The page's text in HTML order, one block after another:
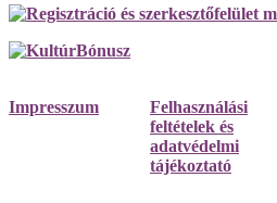
Impresszum
Felhasználási
feltételek és
adatvédelmi
tájékoztató